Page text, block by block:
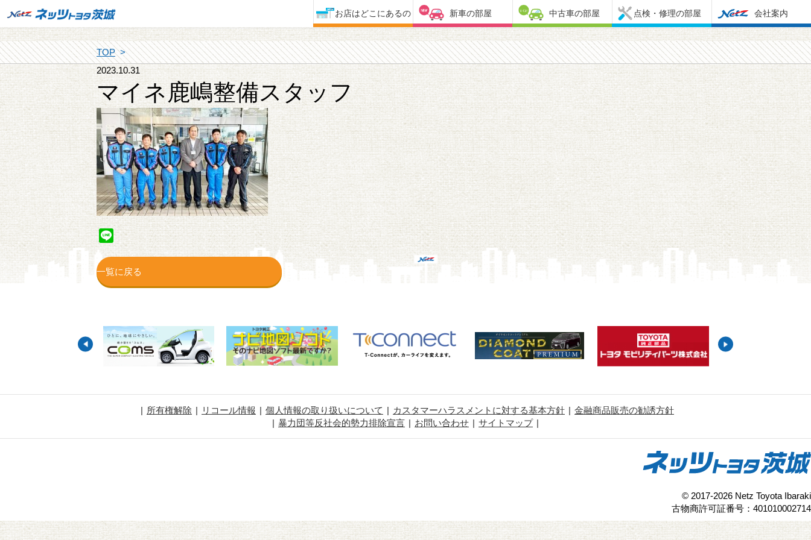
お店はどこにあるの 新車の部屋 中古車の部屋 点検・修理の部屋 会社案内
TOP
2023.10.31
マイネ鹿嶋整備スタッフ
Line
一覧に戻る
所有権解除 リコール情報 個人情報の取り扱いについて カスタマーハラスメントに対する基本方針
金融商品販売の勧誘方針
暴力団等反社会的勢力排除宣言
お問い合わせ サイトマップ
© 2017-2026 Netz Toyota Ibaraki
古物商許可証番号：401010002714